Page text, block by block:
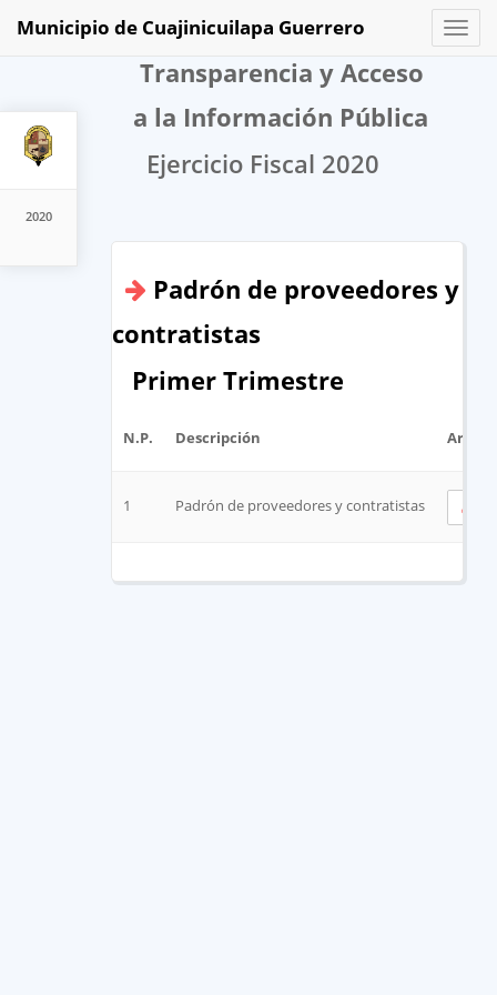
2020
Toggle
Municipio de Cuajinicuilapa Guerrero
Transparencia y Acceso
a la Información Pública
Ejercicio Fiscal 2020
Padrón de proveedores y
contratistas
Primer Trimestre
N.P. Descripción
1 Padrón de proveedores y contratistas